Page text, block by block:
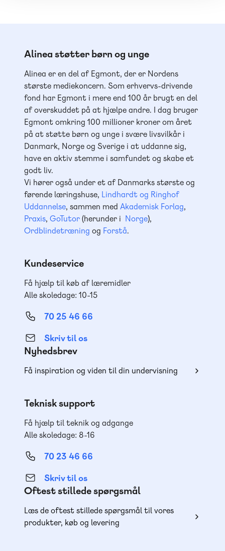
Alinea støtter børn og unge
Alinea er en del af Egmont, der er Nordens
største mediekoncern. Som erhvervs-drivende
fond har Egmont i mere end 100 år brugt en del
af overskuddet på at hjælpe andre. I dag bruger
Egmont omkring 100 millioner kroner om året
på at støtte børn og unge i svære livsvilkår i
Danmark, Norge og Sverige i at uddanne sig,
have en aktiv stemme i samfundet og skabe et
godt liv.
Vi hører også under et af Danmarks største og
førende læringshuse, Lindhardt og Ringhof
Uddannelse, sammen med Akademisk Forlag,
Praxis, GoTutor(herunder i Norge),
Ordblindetræning og Forstå.
Kundeservice
Få hjælp til køb af læremidler
Alle skoledage: 10-15
70 25 46 66
Skriv til os
Nyhedsbrev
Få inspiration og viden til din undervisning
Teknisk support
Få hjælp til teknik og adgange
Alle skoledage: 8-16
70 23 46 66
Skriv til os
Oftest stillede spørgsmål
Læs de oftest stillede spørgsmål til vores
produkter, køb og levering